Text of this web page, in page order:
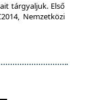
tárgyaljuk. Első
Nemzetközi